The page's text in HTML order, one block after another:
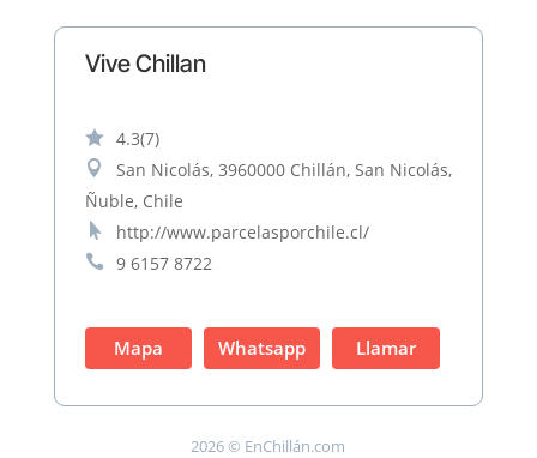
Vive Chillan
 4.3(7)

San Nicolás, 3960000 Chillán, San Nicolás,
Ñuble, Chile
 http://www.parcelasporchile.cl/
 9 6157 8722
Mapa Whatsapp Llamar
2026 © EnChillán.com